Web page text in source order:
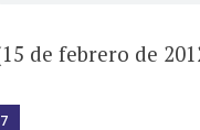
de febrero de